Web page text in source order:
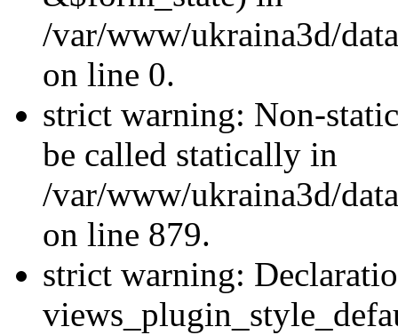
/var/www/ukraina3d/
on line 0.
strict warning: Non-
be called statically in
/var/www/ukraina3d/
on line 879.
strict warning: